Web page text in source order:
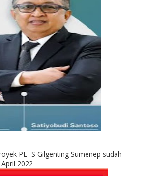
PLTS Gilgenting Sumenep sudah
2022